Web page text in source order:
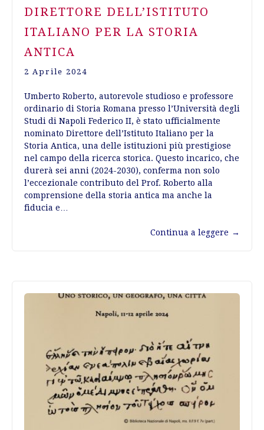
DIRETTORE DELL’ISTITUTO
ITALIANO PER LA STORIA
ANTICA
2 Aprile 2024
Umberto Roberto, autorevole studioso e professore
ordinario di Storia Romana presso l’Università degli
Studi di Napoli Federico II, è stato ufficialmente
nominato Direttore dell’Istituto Italiano per la
Storia Antica, una delle istituzioni più prestigiose
nel campo della ricerca storica. Questo incarico, che
durerà sei anni (2024-2030), conferma non solo
l’eccezionale contributo del Prof. Roberto alla
comprensione della storia antica ma anche la
fiducia e…
Continua a leggere →